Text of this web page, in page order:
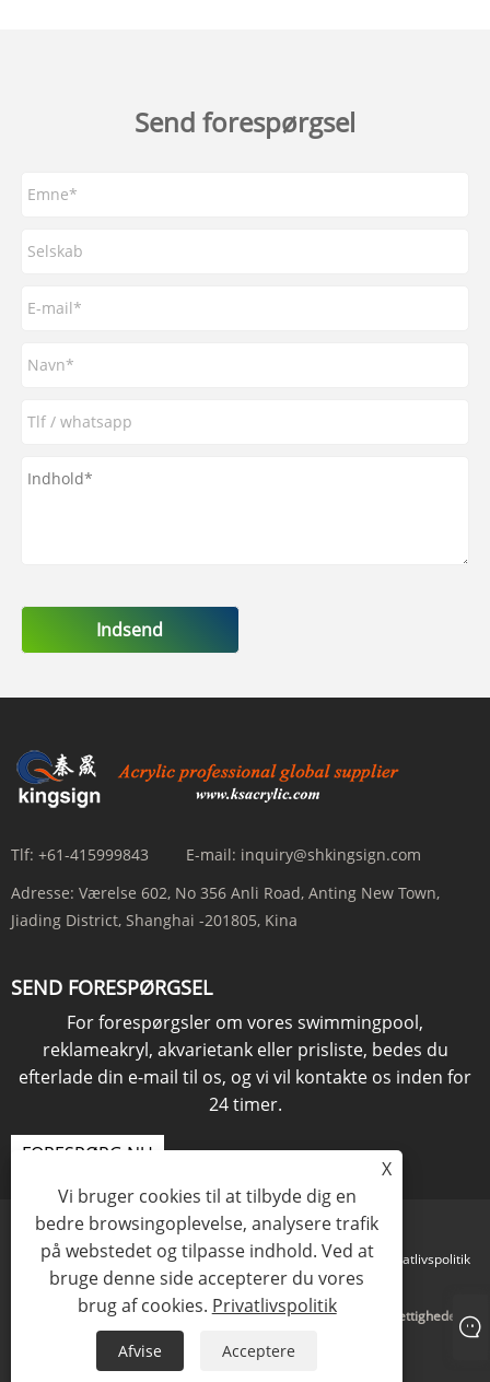
Send forespørgsel
Indsend
Tlf: +61-415999843 E-mail: inquiry@shkingsign.com
Adresse: Værelse 602, No 356 Anli Road, Anting New Town,
Jiading District, Shanghai -201805, Kina
SEND FORESPØRGSEL
For forespørgsler om vores swimmingpool,
reklameakryl, akvarietank eller prisliste, bedes du
efterlade din e-mail til os, og vi vil kontakte os inden for
24 timer.
FORESPØRG NU
Links Sitemap RSS XML Privatlivspolitik
Copyright © 2021 KINGSIGN INDUSTRY (KINA) LIMITED Alle rettigheder
forbeholdes
X
Vi bruger cookies til at tilbyde dig en
bedre browsingoplevelse, analysere trafik
på webstedet og tilpasse indhold. Ved at
bruge denne side accepterer du vores
brug af cookies. Privatlivspolitik
Afvise Acceptere